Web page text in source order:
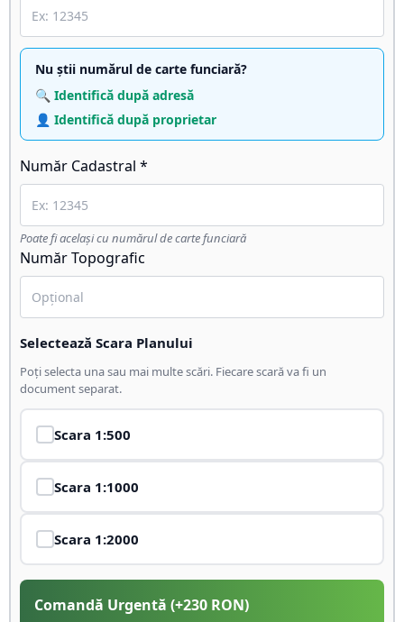
Nu știi numărul de carte funciară?
🔍 Identifică după adresă
👤 Identifică după proprietar
Număr Cadastral *
Poate fi același cu numărul de carte funciară
Număr Topografic
Selectează Scara Planului
Poți selecta una sau mai multe scări. Fiecare scară va fi un
document separat.
Scara 1:500
Scara 1:1000
Scara 1:2000
Comandă Urgentă (+230 RON)